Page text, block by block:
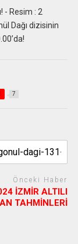
Dağı dizisinin
7
Önceki Haber
İZMİR ALTILI
TAHMİNLERİ